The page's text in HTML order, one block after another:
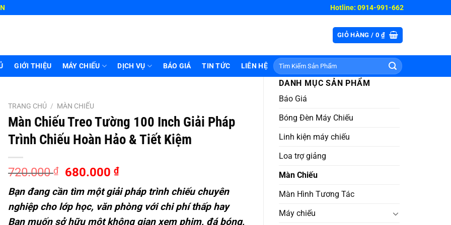
Hotline: 0914-991-662
GIỎ HÀNG /0 ₫
GIỚI THIỆU MÁY CHIẾU DỊCH VỤ BÁO GIÁ TIN TỨC LIÊN HỆ
Tìm
kiếm:
DANH MỤC SẢN PHẨM
Báo Giá
Bóng Đèn Máy Chiếu
Linh kiện máy chiếu
Loa trợ giảng
Màn Chiếu
Màn Hình Tương Tác
Máy chiếu
TRANG CHỦ / MÀN CHIẾU
Màn Chiếu Treo Tường 100 Inch Giải Pháp
Trình Chiếu Hoàn Hảo & Tiết Kiệm
720.000₫
Giá
gốc
là:
720.000 ₫.
680.000₫Giá
hiện
tại
là:
680.000 ₫.
Bạn đang cần tìm một giải pháp trình chiếu chuyên
nghiệp cho lớp học, văn phòng với chi phí thấp hay
Bạn muốn sở hữu một không gian xem phim, đá bóng,